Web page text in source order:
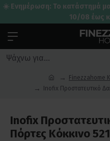
☀️ Ενημέρωση: Το κατάστημά
10/08 έως
Finezzahome
Inofix Προστατευτικό
Inofix
Πόρτες Κόκκινο